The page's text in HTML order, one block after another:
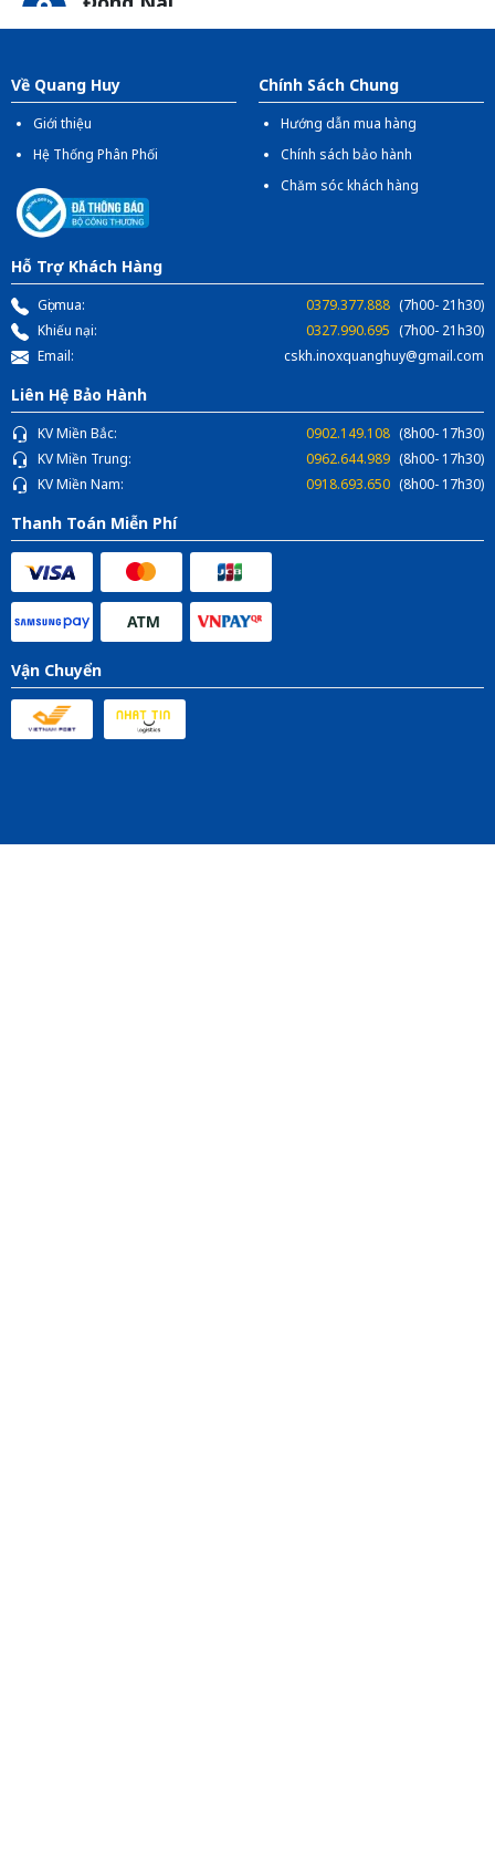
Địa chỉ:1066- QL 51 Tổ 3 - Ấp Đồng - Phước Tân -
Về Quang Huy
Giới thiệu
Hệ Thống Phân Phối
Chính Sách Chung
Hướng dẫn mua hàng
Chính sách bảo hành
Chăm sóc khách hàng
Hỗ Trợ Khách Hàng
Gọi mua: 0379.377.888 (7h00- 21h30)
Khiếu nại:
0327.990.695 (7h00- 21h30)
Email:
cskh.inoxquanghuy@gmail.com
Liên Hệ Bảo Hành
KV Miền Bắc: 0902.149.108 (8h00- 17h30)
KV Miền Trung:
0962.644.989 (8h00- 17h30)
KV Miền Nam:
0918.693.650 (8h00- 17h30)
Thanh Toán Miễn Phí
Vận Chuyển